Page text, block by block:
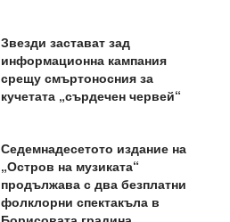
Звезди застават зад
информационна кампания
срещу смъртоносния за
кучетата „сърдечен червей“
Седемнадесетото издание на
„Остров на музиката“
продължава с два безплатни
фолклорни спектакъла в